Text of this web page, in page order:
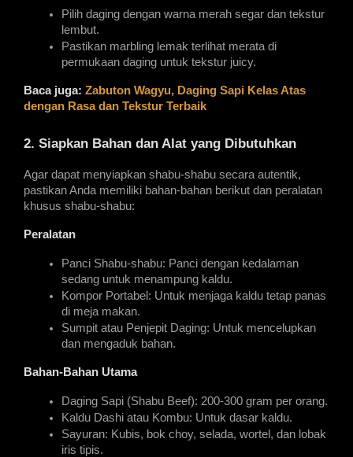
Pilih daging dengan warna merah segar dan tekstur
lembut.
Pastikan marbling lemak terlihat merata di
permukaan daging untuk tekstur juicy.
Baca juga: Zabuton Wagyu, Daging Sapi Kelas Atas
dengan Rasa dan Tekstur Terbaik
2. Siapkan Bahan dan Alat yang Dibutuhkan
Agar dapat menyiapkan shabu-shabu secara autentik,
pastikan Anda memiliki bahan-bahan berikut dan peralatan
khusus shabu-shabu:
Peralatan
Panci Shabu-shabu: Panci dengan kedalaman
sedang untuk menampung kaldu.
Kompor Portabel: Untuk menjaga kaldu tetap panas
di meja makan.
Sumpit atau Penjepit Daging: Untuk mencelupkan
dan mengaduk bahan.
Bahan-Bahan Utama
Daging Sapi (Shabu Beef): 200-300 gram per orang.
Kaldu Dashi atau Kombu: Untuk dasar kaldu.
Sayuran: Kubis, bok choy, selada, wortel, dan lobak
iris tipis.